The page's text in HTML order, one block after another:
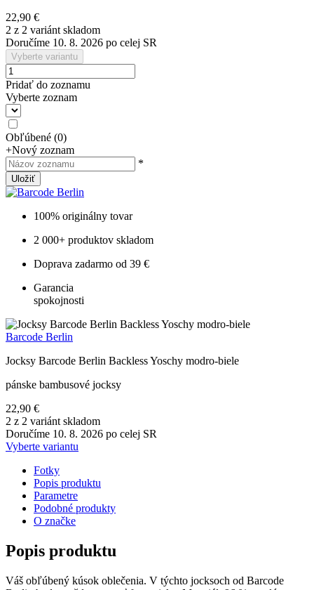
22,90 €
2 z 2 variánt skladom
Doručíme 10. 8. 2026 po celej SR
Vyberte variantu
Pridať do zoznamu
Vyberte zoznam
Obľúbené (0)
+Nový zoznam
*
Uložiť
100% originálny tovar
2 000+ produktov skladom
Doprava zadarmo od 39 €
Garancia
spokojnosti
Barcode Berlin
Jocksy Barcode Berlin Backless Yoschy modro-biele
pánske bambusové jocksy
22,90 €
2 z 2 variánt skladom
Doručíme 10. 8. 2026 po celej SR
Vyberte variantu
Fotky
Popis produktu
Parametre
Podobné produkty
O značke
Popis produktu
Váš obľúbený kúsok oblečenia. V týchto jocksoch od Barcode